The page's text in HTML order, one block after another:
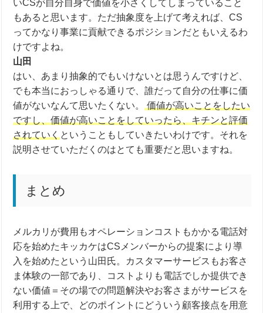
いCSが自分自身で価値を小さくしてしまっていること
もあると思います。ただ抽象度を上げて考えれば、 CS
ってかなり事業に貢献できるポジションだともいえるわ
けですよね。
山田
はい、あまり抽象的でもいけないとは思うんですけど、
でも本当におっしゃる通りで、誰だって自分の仕事に価
値がないなんて思いたくない。 価値が高いことをしたい
ですし、価値が高いことをしていったら、キチンと評価
されていくということもしていきたいわけです。それを
説明させていただくのはとても重要だと思いますね。
まとめ
メルカリが費用もオペレーションコストもかかる電話対
応を始めたキッカケはCSメンバーからの提案により導
入を始めたという山田氏。カスタマーサービスもお客さ
ま体験の一部であり、コストよりも電話でしか提供でき
ない価値＝その場での問題解決やお客さまがサービスを
利用する上で、どのポイントにどういう顧客接点を用意